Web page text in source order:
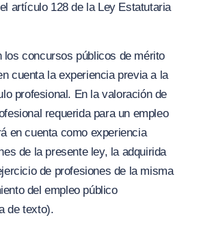
artículo 128 de la Ley Estatutaria
los concursos públicos de mérito
cuenta la experiencia previa a la
profesional. En la valoración de
requerida para un empleo
en cuenta como experiencia
de la presente ley, la adquirida
de profesiones de la misma
del empleo público
de texto).